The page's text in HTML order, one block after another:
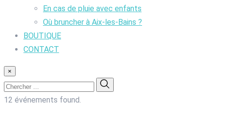
En cas de pluie avec enfants
Où bruncher à Aix-les-Bains ?
BOUTIQUE
CONTACT
×
12 événements found.